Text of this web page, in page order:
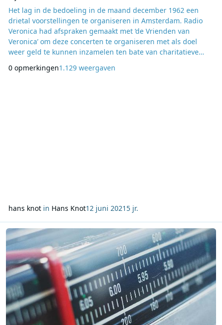
Het lag in de bedoeling in de maand december 1962 een
drietal voorstellingen te organiseren in Amsterdam. Radio
Veronica had afspraken gemaakt met ‘de Vrienden van
Veronica’ om deze concerten te organiseren met als doel
weer geld te kunnen inzamelen ten bate van charitatieve
voorbereid. De nodige vergunningen werden aangevraagd,
0 opmerkingen1.129 weergaven
hans knotin Hans Knot12 juni 2021 5 jr.
Lees meer over Column Hans Knot: Herinneringen aan januari